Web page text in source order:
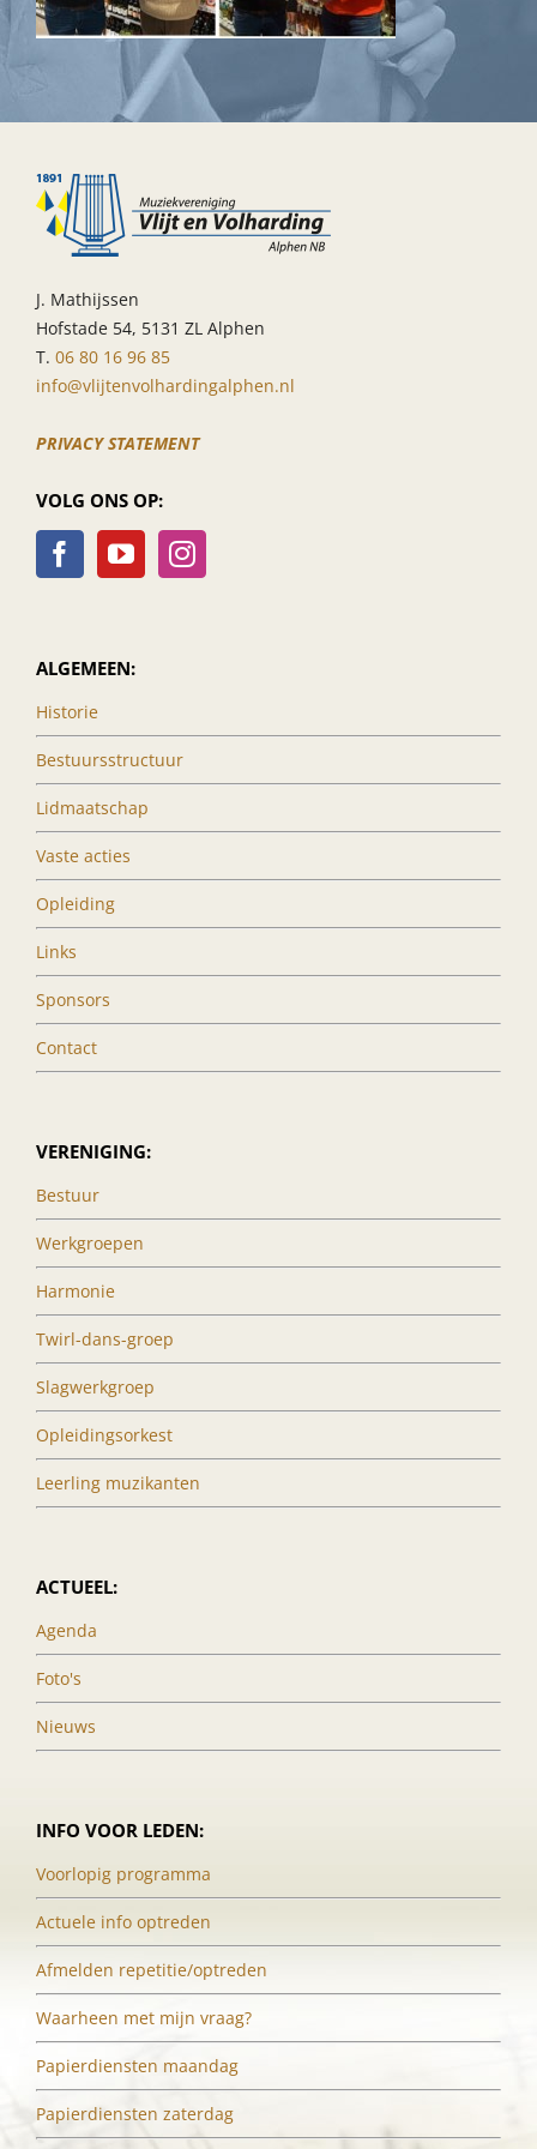
J. Mathijssen
Hofstade 54, 5131 ZL Alphen
T. 06 80 16 96 85
info@vlijtenvolhardingalphen.nl
PRIVACY STATEMENT
VOLG ONS OP:
ALGEMEEN:
Historie
Bestuursstructuur
Lidmaatschap
Vaste acties
Opleiding
Links
Sponsors
Contact
VERENIGING:
Bestuur
Werkgroepen
Harmonie
Twirl-dans-groep
Slagwerkgroep
Opleidingsorkest
Leerling muzikanten
ACTUEEL:
Agenda
Foto's
Nieuws
INFO VOOR LEDEN:
Voorlopig programma
Actuele info optreden
Afmelden repetitie/optreden
Waarheen met mijn vraag?
Papierdiensten maandag
Papierdiensten zaterdag